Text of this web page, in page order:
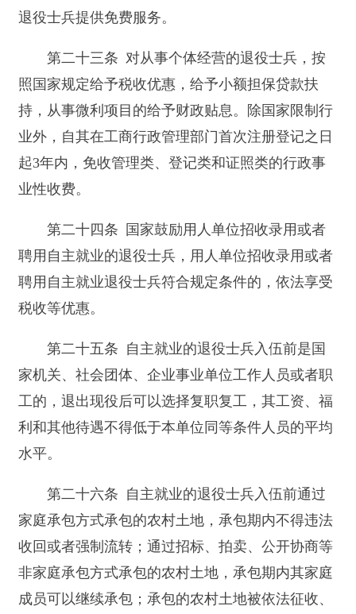
自主就业的退役士兵回入伍时户口所在地落
户，属于农村集体经济组织成员但没有承包农村土
地的，可以申请承包农村土地，村民委员会或者村
第二十七条 有劳动能力的残疾退役士兵，优
先享受国家规定的残疾人就业优惠政策。
第二十八条 自主就业的退役士兵进入中等职
的，按照国家有关规定享受优待。
入伍前已被普通高等学校录取并保留入学资格
或者正在普通高等学校就学的退役士兵，退出现役
享受奖学金、助学金和减免学费等优待，家庭经济
困难的，按照国家有关规定给予资助；入学后或者
复学期间可以免修公共体育、军事技能和军事理论
生选拔、参加国家组织的农村基层服务项目人选选
拔，以及毕业后参加军官人选选拔的，优先录取。
第二节 安排工作
第二十九条 退役士兵符合下列条件之一的，
由人民政府安排工作：
（一）士官服现役满12年的；